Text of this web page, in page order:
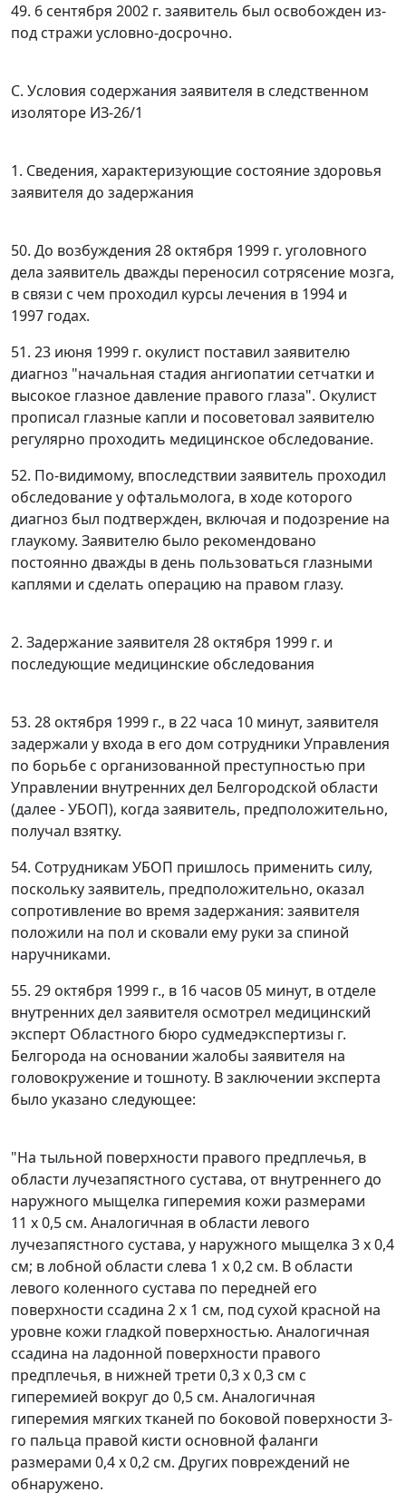
49. 6 сентября 2002 г. заявитель был освобожден из-
под стражи условно-досрочно.
С. Условия содержания заявителя в следственном
изоляторе ИЗ-26/1
1. Сведения, характеризующие состояние здоровья
заявителя до задержания
50. До возбуждения 28 октября 1999 г. уголовного
дела заявитель дважды переносил сотрясение мозга,
в связи с чем проходил курсы лечения в 1994 и
1997 годах.
51. 23 июня 1999 г. окулист поставил заявителю
диагноз "начальная стадия ангиопатии сетчатки и
высокое глазное давление правого глаза". Окулист
прописал глазные капли и посоветовал заявителю
регулярно проходить медицинское обследование.
52. По-видимому, впоследствии заявитель проходил
обследование у офтальмолога, в ходе которого
диагноз был подтвержден, включая и подозрение на
глаукому. Заявителю было рекомендовано
постоянно дважды в день пользоваться глазными
каплями и сделать операцию на правом глазу.
2. Задержание заявителя 28 октября 1999 г. и
последующие медицинские обследования
53. 28 октября 1999 г., в 22 часа 10 минут, заявителя
задержали у входа в его дом сотрудники Управления
по борьбе с организованной преступностью при
Управлении внутренних дел Белгородской области
(далее - УБОП), когда заявитель, предположительно,
получал взятку.
54. Сотрудникам УБОП пришлось применить силу,
поскольку заявитель, предположительно, оказал
сопротивление во время задержания: заявителя
положили на пол и сковали ему руки за спиной
наручниками.
55. 29 октября 1999 г., в 16 часов 05 минут, в отделе
внутренних дел заявителя осмотрел медицинский
эксперт Областного бюро судмедэкспертизы г.
Белгорода на основании жалобы заявителя на
головокружение и тошноту. В заключении эксперта
было указано следующее:
"На тыльной поверхности правого предплечья, в
области лучезапястного сустава, от внутреннего до
наружного мыщелка гиперемия кожи размерами
11 х 0,5 см. Аналогичная в области левого
лучезапястного сустава, у наружного мыщелка 3 х 0,4
см; в лобной области слева 1 х 0,2 см. В области
левого коленного сустава по передней его
поверхности ссадина 2 х 1 см, под сухой красной на
уровне кожи гладкой поверхностью. Аналогичная
ссадина на ладонной поверхности правого
предплечья, в нижней трети 0,3 х 0,3 см с
гиперемией вокруг до 0,5 см. Аналогичная
гиперемия мягких тканей по боковой поверхности 3-
го пальца правой кисти основной фаланги
размерами 0,4 х 0,2 см. Других повреждений не
обнаружено.